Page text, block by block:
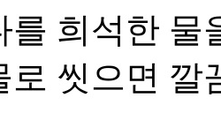
를 희석한 물
로 씻으면 깔